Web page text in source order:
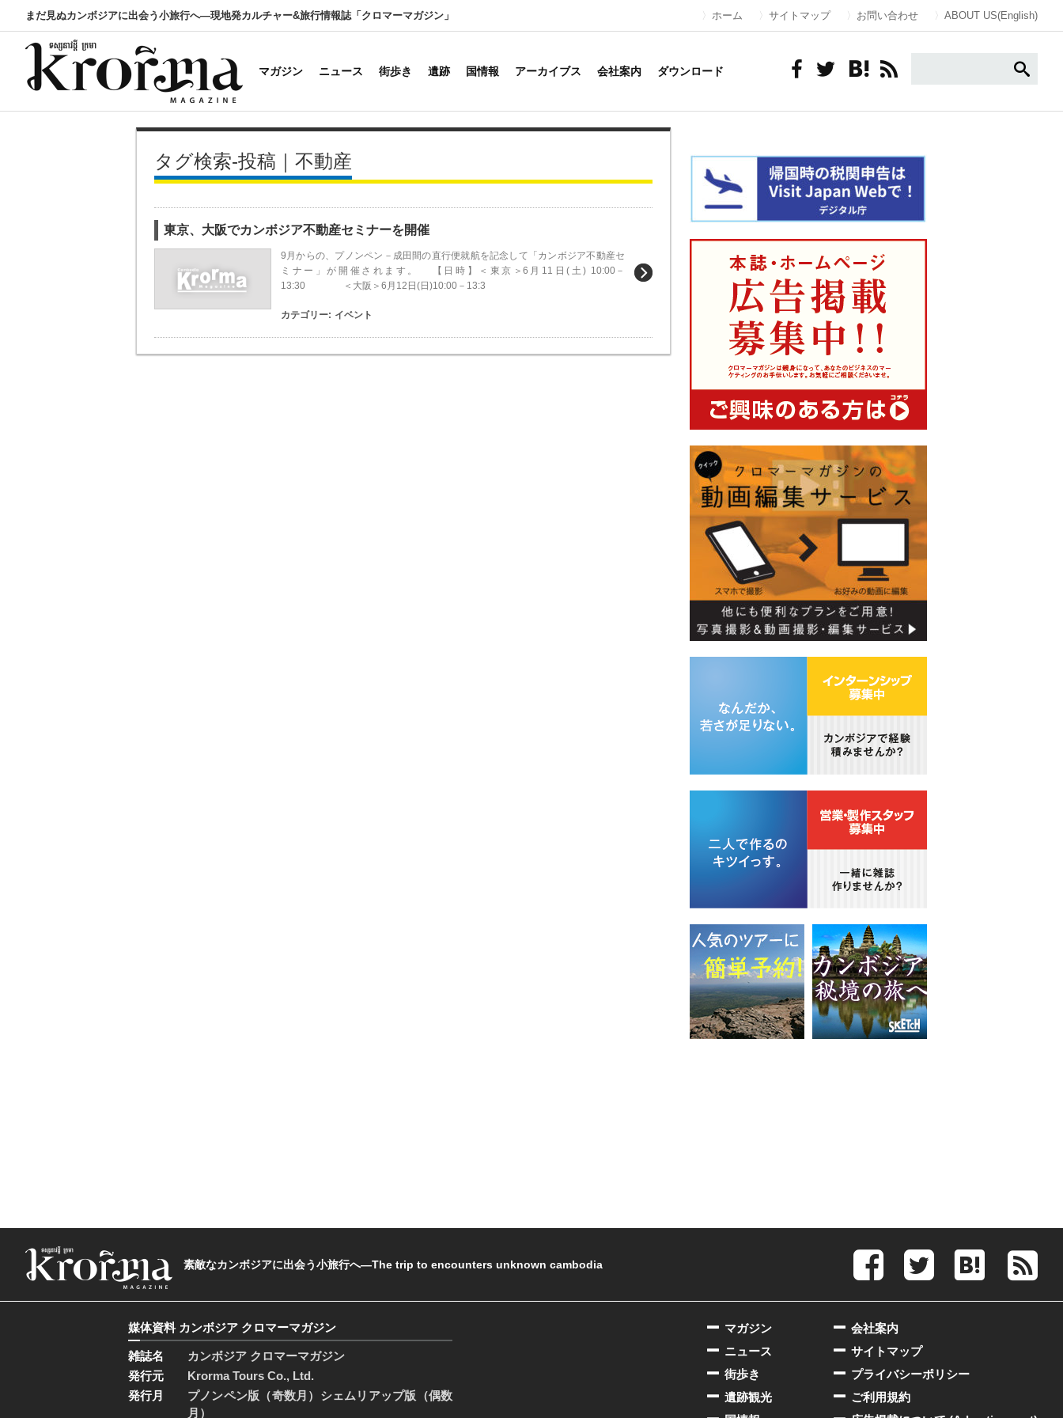
まだ見ぬカンボジアに出会う小旅行へ―現地発カルチャー&旅行情報誌「クロマーマガジン」 ホーム サイトマップ お問い合わせ ABOUT US(English)
マガジン ニュース 街歩き 遺跡 国情報 アーカイブス 会社案内 ダウンロード
タグ検索-投稿｜不動産
東京、大阪でカンボジア不動産セミナーを開催
9月からの、プノンペン－成田間の直行便就航を記念して「カンボジア不動産セ
ミナー」が開催されます。 【日時】＜東京＞6月11日(土) 10:00－
13:30 ＜大阪＞6月12日(日)10:00－13:3
カテゴリー: イベント
素敵なカンボジアに出会う小旅行へ―The trip to encounters unknown cambodia
媒体資料 カンボジア クロマーマガジン
雑誌名
カンボジア クロマーマガジン
発行元
Krorma Tours Co., Ltd.
発行月
プノンペン版（奇数月）シェムリアップ版（偶数
月）
会社案内
サイトマップ
プライバシーポリシー
ご利用規約
マガジン
ニュース
街歩き
遺跡観光